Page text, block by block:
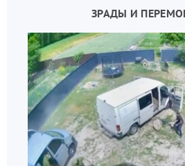
ЗРАДЫ И